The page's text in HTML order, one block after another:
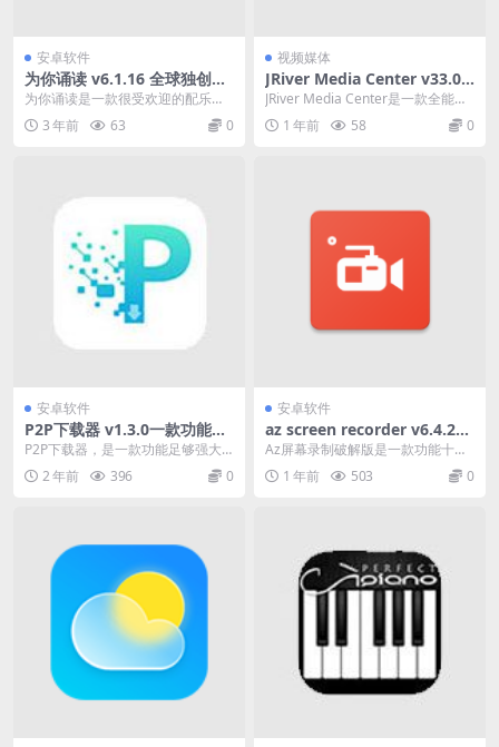
安卓软件
为你诵读 v6.1.16 全球独创，
权威专业，解锁会员版
为你诵读是一款很受欢迎的配乐诵
读录音软件。在该软件上用户可以
尽情的朗读自己喜欢的...
3 年前 63 0
视频媒体
JRiver Media Center v33.0.7
2 一款全能的多媒体播放器
JRiver Media Center是一款全能的
多媒体播放器，可以播放音乐、
视...1 年前 58 0
安卓软件
P2P下载器 v1.3.0一款功能足
够强大的下载神器无限速解锁
P2P下载器，是一款功能足够强大
的下载神器。这款APP相对其他的
磁力下载软件来说...
2 年前 396 0
安卓软件
az screen recorder v6.4.2下
载（安卓录屏软件，解锁高级
Az屏幕录制破解版是一款功能十分
强大支持录制暂停与恢复的手机录
屏软件,还拥有各种...
1 年前 503 0